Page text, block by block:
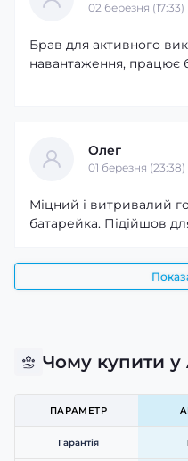
02 березня (17:33)
Брав для активного
навантаження, працює
Олег
01 березня (23:38)
Міцний і витривалий
батарейка. Підійшов
Чому купити у
ПАРАМЕТР
Гарантія